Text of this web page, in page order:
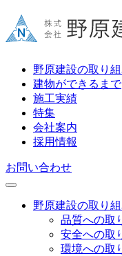
野原建設の取り
建物ができるまで
施工実績
特集
会社案内
採用情報
お問い合わせ
野原建設の取り
品質への取
安全への取
環境への取